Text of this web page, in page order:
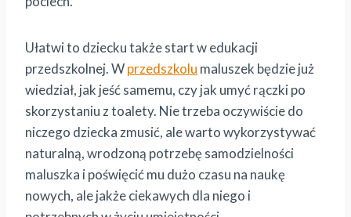
Ułatwi to dziecku także start w edukacji
przedszkolnej. Wprzedszkolu maluszek będzie już
wiedział, jak jeść samemu, czy jak umyć rączki po
skorzystaniu z toalety. Nie trzeba oczywiście do
niczego dziecka zmusić, ale warto wykorzystywać
naturalną, wrodzoną potrzebę samodzielności
maluszka i poświęcić mu dużo czasu na naukę
nowych, ale jakże ciekawych dla niego i